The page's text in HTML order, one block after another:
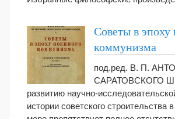
Советы в эпоху
коммунизма
под.ред. В. П.
САРАТОВСКОГО
развитию научно-
истории советского строительства